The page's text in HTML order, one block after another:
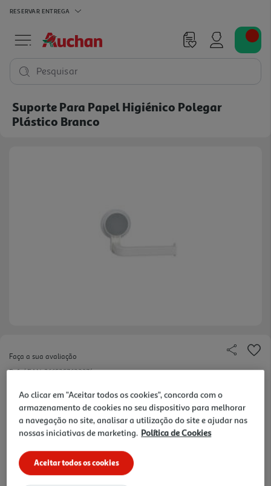
RESERVAR ENTREGA
Pesquisar
Suporte Para Papel Higiénico Polegar
Plástico Branco
Faça a sua avaliação
Ref. / EAN:3665257622374
2.99 €/un
Notas de preparação
Ao clicar em "Aceitar todos os cookies", concorda com o
armazenamento de cookies no seu dispositivo para melhorar
a navegação no site, analisar a utilização do site e ajudar nas
nossas iniciativas de marketing. Política de Cookies
Aceitar todos os cookies